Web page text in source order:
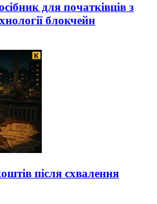
для початківців з
блокчейн
після схвалення